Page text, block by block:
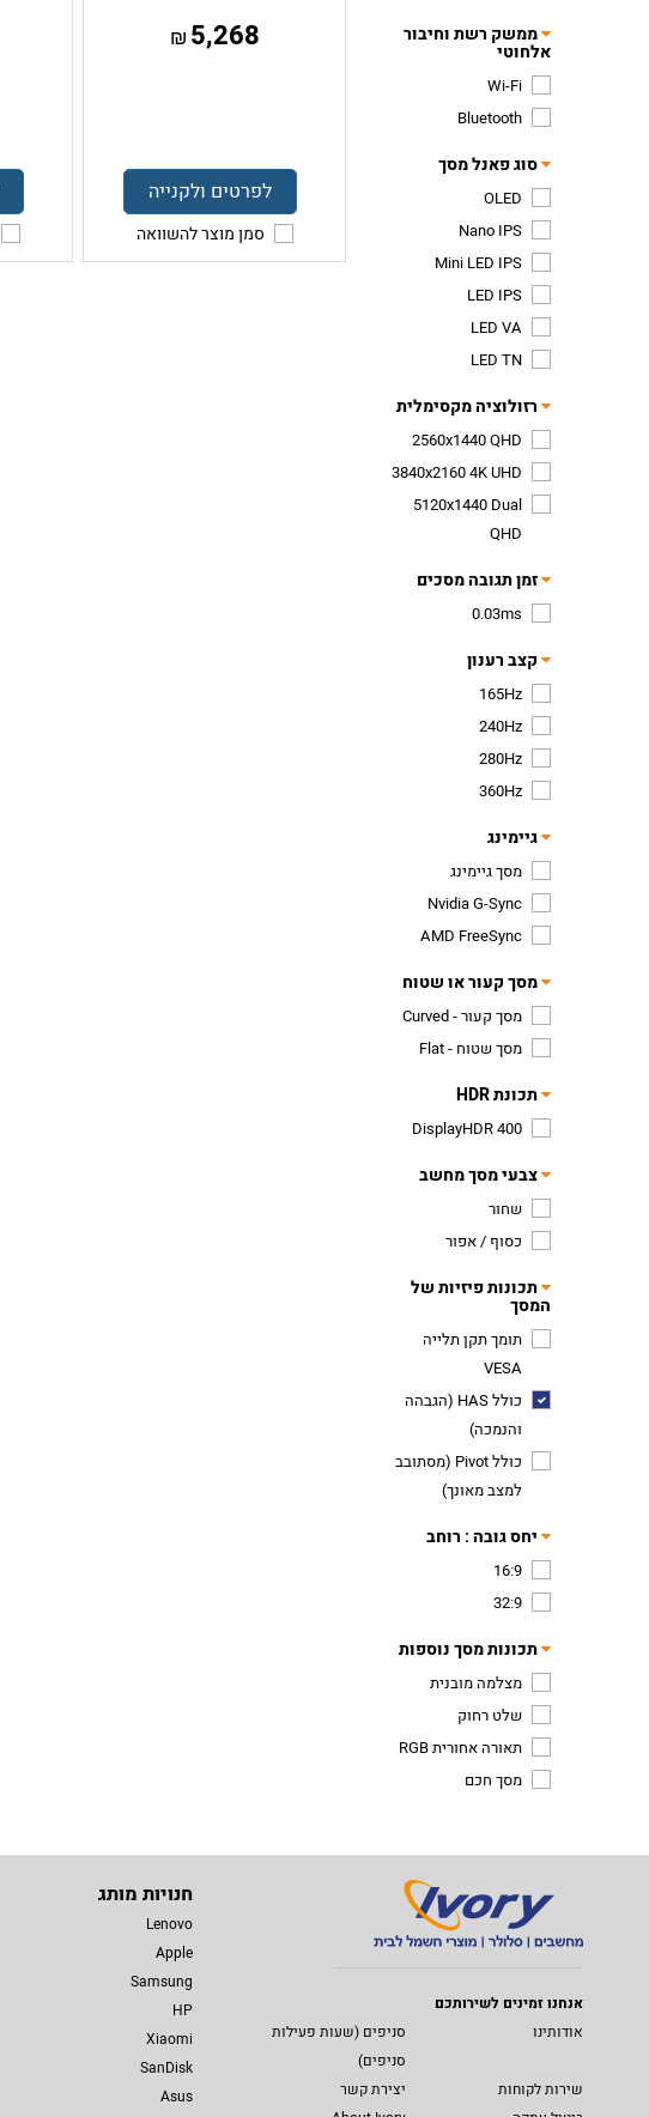
ממשק רשת וחיבור
אלחוטי
Wi-Fi
Bluetooth
סוג פאנל מסך
OLED
Nano IPS
Mini LED IPS
LED IPS
LED VA
LED TN
רזולוציה מקסימלית
2560x1440 QHD
3840x2160 4K UHD
5120x1440 Dual
QHD
זמן תגובה מסכים
0.03ms
קצב רענון
165Hz
240Hz
280Hz
360Hz
גיימינג
מסך גיימינג
Nvidia G-Sync
AMD FreeSync
מסך קעור או שטוח
מסך קעור - Curved
מסך שטוח - Flat
תכונת HDR
DisplayHDR 400
צבעי מסך מחשב
שחור
כסוף / אפור
תכונות פיזיות של
המסך
תומך תקן תלייה
VESA
כולל HAS (הגבהה
והנמכה)
כולל Pivot (מסתובב
למצב מאונך)
יחס גובה : רוחב
16:9
32:9
תכונות מסך נוספות
מצלמה מובנית
שלט רחוק
תאורה אחורית RGB
מסך חכם
5,268
₪
לפרטים ולקנייה
סמן מוצר להשוואה
אנחנו זמינים לשירותכם
אודותינו
סניפים (שעות פעילות
סניפים)
שירות לקוחות
יצירת קשר
חנויות מותג
Lenovo
Apple
Samsung
HP
Xiaomi
SanDisk
Asus